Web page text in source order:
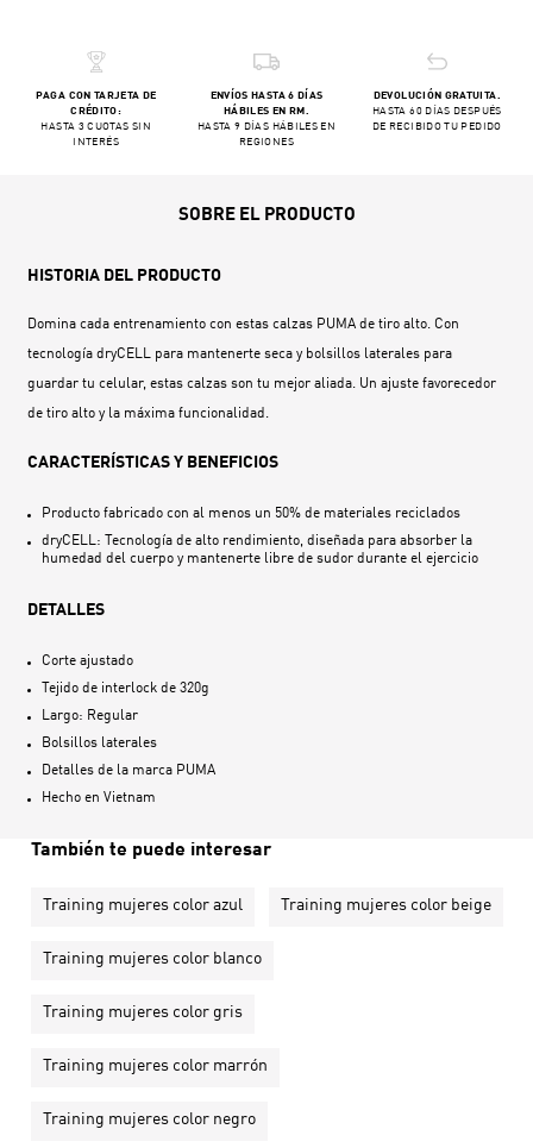
PAGA CON TARJETA DE
CRÉDITO:
HASTA 3 CUOTAS SIN
INTERÉS
ENVÍOS HASTA 6 DÍAS
HÁBILES EN RM.
HASTA 9 DÍAS HÁBILES EN
REGIONES
DEVOLUCIÓN GRATUITA.
HASTA 60 DÍAS DESPUÉS
DE RECIBIDO TU PEDIDO
SOBRE EL PRODUCTO
HISTORIA DEL PRODUCTO
Domina cada entrenamiento con estas calzas PUMA de tiro alto. Con
tecnología dryCELL para mantenerte seca y bolsillos laterales para
guardar tu celular, estas calzas son tu mejor aliada. Un ajuste favorecedor
de tiro alto y la máxima funcionalidad.
CARACTERÍSTICAS Y BENEFICIOS
Producto fabricado con al menos un 50% de materiales reciclados
dryCELL: Tecnología de alto rendimiento, diseñada para absorber la
humedad del cuerpo y mantenerte libre de sudor durante el ejercicio
DETALLES
Corte ajustado
Tejido de interlock de 320g
Largo: Regular
Bolsillos laterales
Detalles de la marca PUMA
Hecho en Vietnam
También te puede interesar
Training mujeres color azul Training mujeres color beige
Training mujeres color blanco
Training mujeres color gris
Training mujeres color marrón
Training mujeres color negro